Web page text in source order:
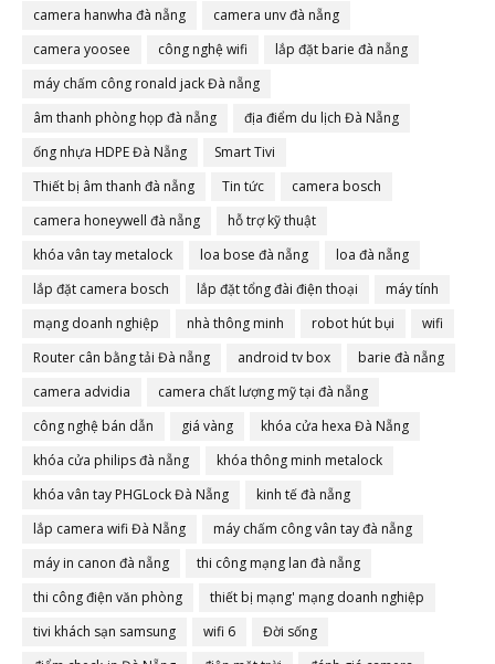
camera hanwha đà nẵng
camera unv đà nẵng
camera yoosee
công nghệ wifi
lắp đặt barie đà nẵng
máy chấm công ronald jack Đà nẵng
âm thanh phòng họp đà nẵng
địa điểm du lịch Đà Nẵng
ống nhựa HDPE Đà Nẵng
Smart Tivi
Thiết bị âm thanh đà nẵng
Tin tức
camera bosch
camera honeywell đà nẵng
hỗ trợ kỹ thuật
khóa vân tay metalock
loa bose đà nẵng
loa đà nẵng
lắp đặt camera bosch
lắp đặt tổng đài điện thoại
máy tính
mạng doanh nghiệp
nhà thông minh robot hút bụi
wifi
Router cân bằng tải Đà nẵng
android tv box
barie đà nẵng
camera advidia
camera chất lượng mỹ tại đà nẵng
công nghệ bán dẫn
giá vàng
khóa cửa hexa Đà Nẵng
khóa cửa philips đà nẵng
khóa thông minh metalock
khóa vân tay PHGLock Đà Nẵng
kinh tế đà nẵng
lắp camera wifi Đà Nẵng
máy chấm công vân tay đà nẵng
máy in canon đà nẵng
thi công mạng lan đà nẵng
thi công điện văn phòng
thiết bị mạng' mạng doanh nghiệp
tivi khách sạn samsung
wifi 6
Đời sống